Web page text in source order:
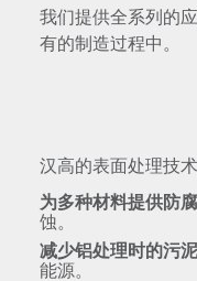
我们提供全系列的
有的制造过程中。
汉高的表面处理技
为多种材料提供防腐
蚀。
减少铝处理时的污泥
能源。